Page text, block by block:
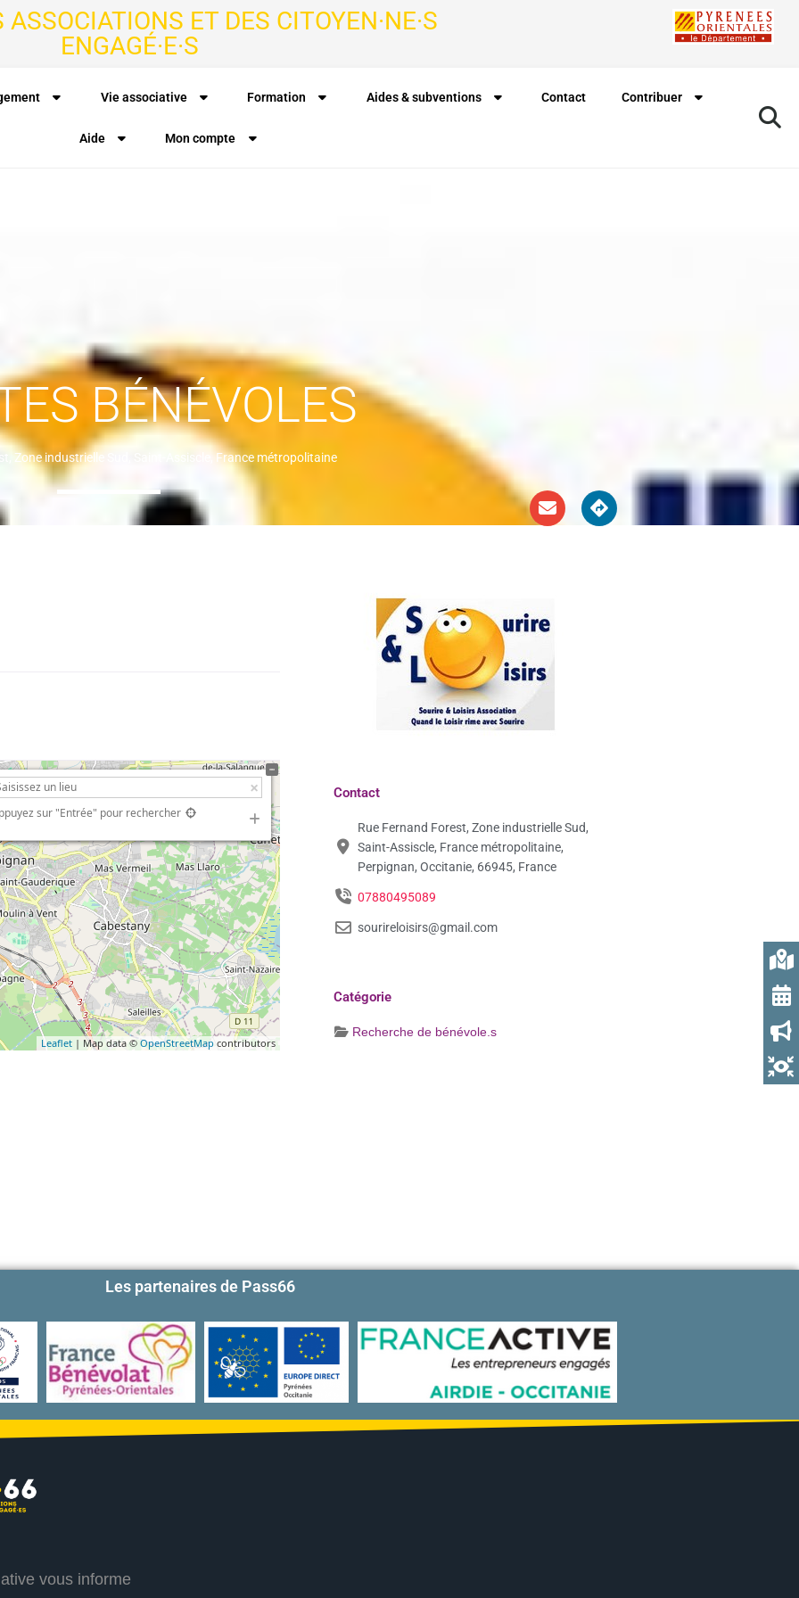
ET DES CITOYEN·NE·S
ENGAGÉ·E·S
Vie associative Formation Aides & subventions Contact Contribuer
Aide Mon compte
BÉNÉVOLES
Zone industrielle Sud, Saint-Assiscle, France métropolitaine
sur "Entrée" pour rechercher
Leaflet| Map data © OpenStreetMapcontributors
Contact
Rue Fernand Forest, Zone industrielle Sud,
Saint-Assiscle, France métropolitaine,
Perpignan, Occitanie, 66945, France
07880495089
sourireloisirs@gmail.com
Catégorie
Recherche de bénévole.s
Les partenaires de Pass66
vous informe